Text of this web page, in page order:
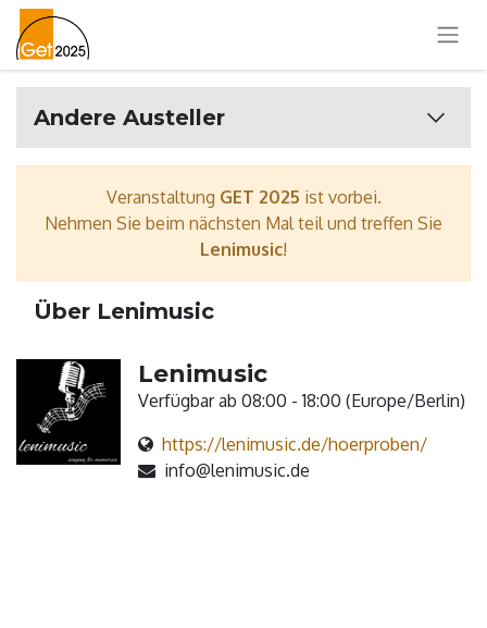
Andere Austeller
Veranstaltung GET 2025 ist vorbei.
Nehmen Sie beim nächsten Mal teil und treffen Sie
Lenimusic!
Über Lenimusic
Lenimusic
Verfügbar ab 08:00 - 18:00 (Europe/Berlin)
https://lenimusic.de/hoerproben/
info@lenimusic.de